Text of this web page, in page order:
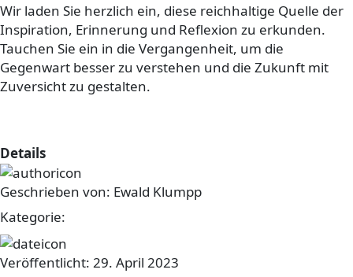
Wir laden Sie herzlich ein, diese reichhaltige Quelle der
Inspiration, Erinnerung und Reflexion zu erkunden.
Tauchen Sie ein in die Vergangenheit, um die
Gegenwart besser zu verstehen und die Zukunft mit
Zuversicht zu gestalten.
Details
Geschrieben von: Ewald Klumpp
Kategorie:
Veröffentlicht: 29. April 2023